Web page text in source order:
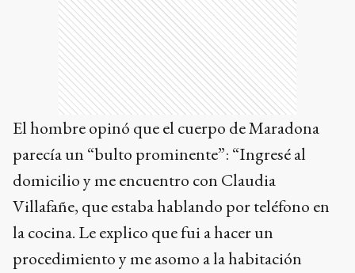
El hombre opinó que el cuerpo de Maradona
parecía un “bulto prominente”: “Ingresé al
domicilio y me encuentro con Claudia
Villafañe, que estaba hablando por teléfono en
la cocina. Le explico que fui a hacer un
procedimiento y me asomo a la habitación